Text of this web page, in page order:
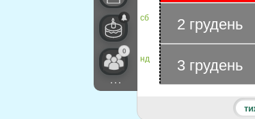
0
...
сб
нд
2 грудень
3 грудень